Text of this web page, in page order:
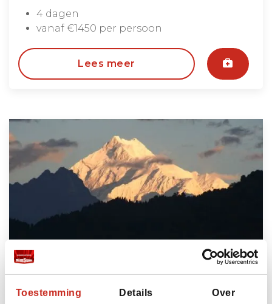
Toestemming Details Over
4 dagen
vanaf €1450 per persoon
Lees meer
India, Darjeeling en Sikkim reis
vanaf €825 per persoon